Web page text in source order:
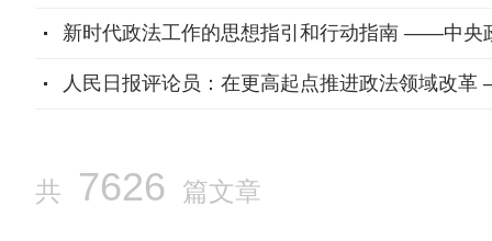
新时代政法工作的思想指引和行动指南 ——中央
人民日报评论员：在更高起点推进政法领域改
共 7626 篇文章